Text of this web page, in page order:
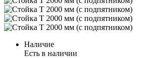
Наличие
Есть в наличии